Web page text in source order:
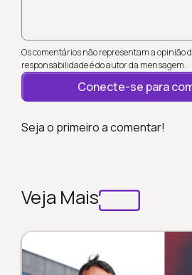
Os comentários não representam a opinião
responsabilidade é do autor da mensagem.
Conecte-se para
Seja o primeiro a comentar!
Veja Mais